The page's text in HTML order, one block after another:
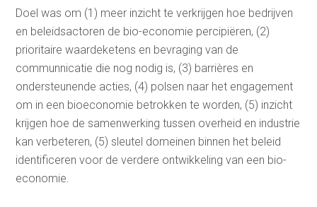
Doel was om (1) meer inzicht te verkrijgen hoe bedrijven
en beleidsactoren de bio-economie percipiëren, (2)
prioritaire waardeketens en bevraging van de
communnicatie die nog nodig is, (3) barrières en
ondersteunende acties, (4) polsen naar het engagement
om in een bioeconomie betrokken te worden, (5) inzicht
krijgen hoe de samenwerking tussen overheid en industrie
kan verbeteren, (5) sleutel domeinen binnen het beleid
identificeren voor de verdere ontwikkeling van een bio-
economie.